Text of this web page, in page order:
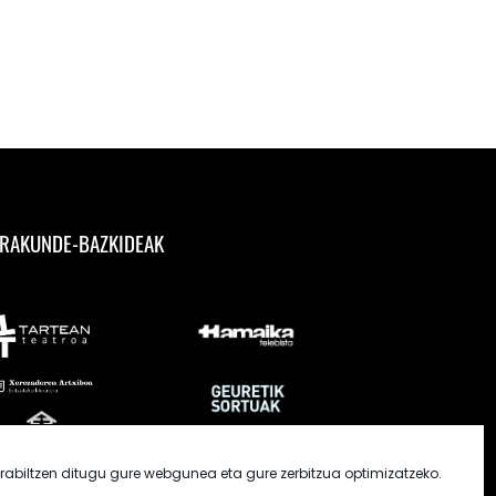
ditugu gure webgunea eta gure zerbitzua optimizatzeko.
BAZKIDEAK